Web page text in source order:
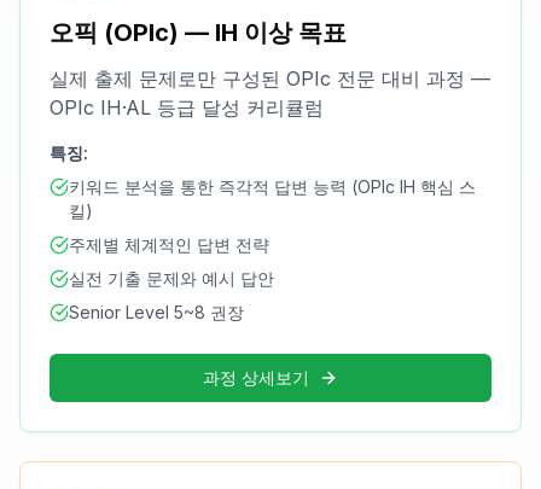
오픽 (OPIc) — IH 이상 목표
실제 출제 문제로만 구성된 OPIc 전문 대비 과정 —
OPIc IH·AL 등급 달성 커리큘럼
특징:
키워드 분석을 통한 즉각적 답변 능력 (OPIc IH 핵심 스
킬)
주제별 체계적인 답변 전략
실전 기출 문제와 예시 답안
Senior Level 5~8 권장
과정 상세보기